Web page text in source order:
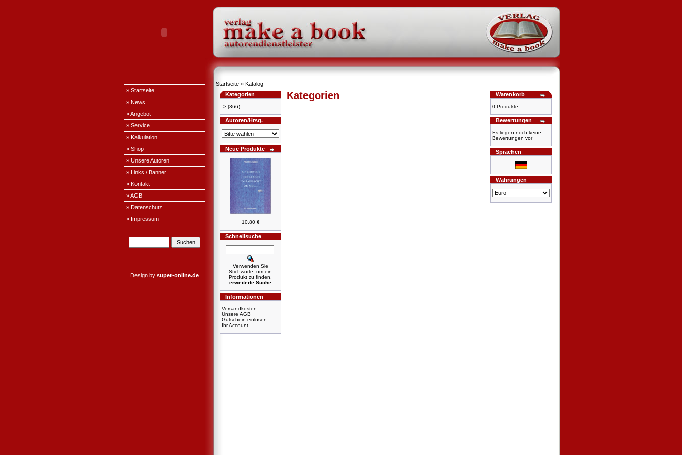
» Startseite
» News
» Angebot
» Service
» Kalkulation
» Shop
» Unsere Autoren
» Links / Banner
» Kontakt
» AGB
» Datenschutz
» Impressum
Design by super-online.de
Startseite » Katalog
Kategorien
-> (366)
Autoren/Hrsg.
Neue Produkte
10,80 €
Schnellsuche
Verwenden Sie
Stichworte, um ein
Produkt zu finden.
erweiterte Suche
Informationen
Versandkosten
Unsere AGB
Gutschein einlösen
Ihr Account
Kategorien Warenkorb
0 Produkte
Bewertungen
Es liegen noch keine
Bewertungen vor
Sprachen
Währungen